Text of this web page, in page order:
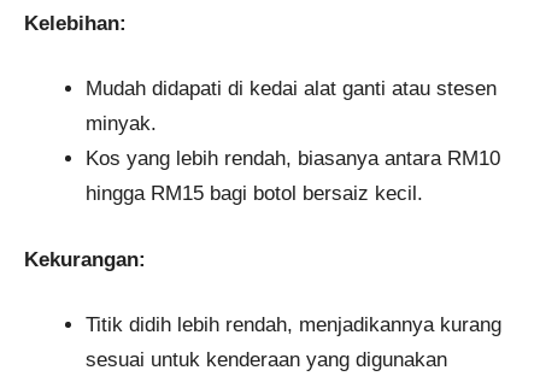
Kelebihan:
Mudah didapati di kedai alat ganti atau stesen
minyak.
Kos yang lebih rendah, biasanya antara RM10
hingga RM15 bagi botol bersaiz kecil.
Kekurangan:
Titik didih lebih rendah, menjadikannya kurang
sesuai untuk kenderaan yang digunakan